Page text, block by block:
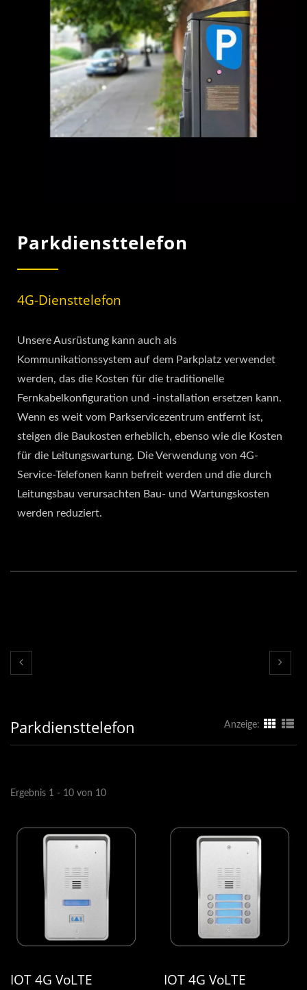
Parkdiensttelefon
4G-Diensttelefon
Unsere Ausrüstung kann auch als
Kommunikationssystem auf dem Parkplatz verwendet
werden, das die Kosten für die traditionelle
Fernkabelkonfiguration und -installation ersetzen kann.
Wenn es weit vom Parkservicezentrum entfernt ist,
steigen die Baukosten erheblich, ebenso wie die Kosten
für die Leitungswartung. Die Verwendung von 4G-
Service-Telefonen kann befreit werden und die durch
Leitungsbau verursachten Bau- und Wartungskosten
werden reduziert.
Parkdiensttelefon Anzeige:
Ergebnis 1 - 10 von 10
IOT 4G VoLTE
IOT 4G VoLTE